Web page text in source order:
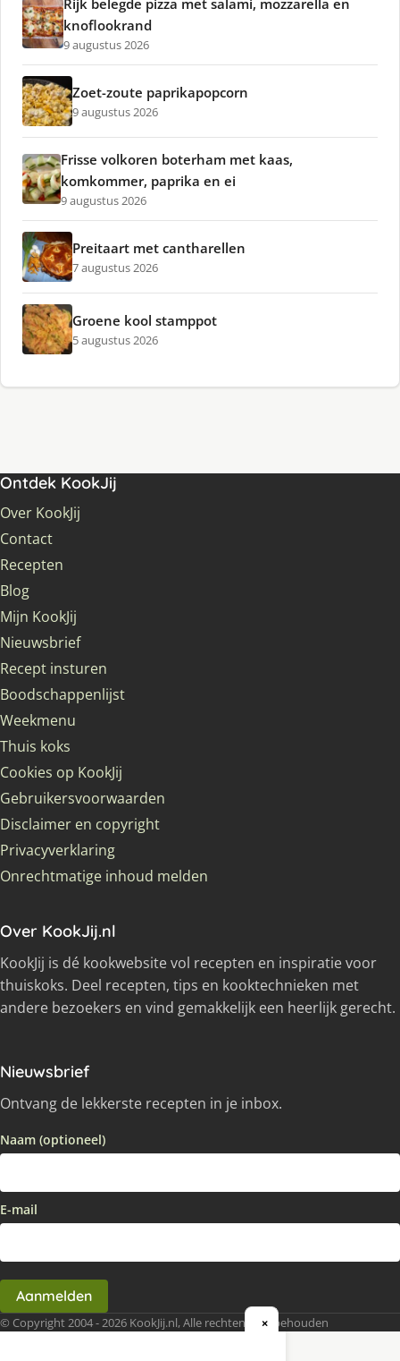
Rijk belegde pizza met salami, mozzarella en
knoflookrand
9 augustus 2026
Zoet-zoute paprikapopcorn
9 augustus 2026
Frisse volkoren boterham met kaas,
komkommer, paprika en ei
9 augustus 2026
Preitaart met cantharellen
7 augustus 2026
Groene kool stamppot
5 augustus 2026
Ontdek KookJij
Over KookJij
Contact
Recepten
Blog
Mijn KookJij
Nieuwsbrief
Recept insturen
Boodschappenlijst
Weekmenu
Thuis koks
Cookies op KookJij
Gebruikersvoorwaarden
Disclaimer en copyright
Privacyverklaring
Onrechtmatige inhoud melden
Over KookJij.nl
KookJij is dé kookwebsite vol recepten en inspiratie voor
thuiskoks. Deel recepten, tips en kooktechnieken met
andere bezoekers en vind gemakkelijk een heerlijk gerecht.
Nieuwsbrief
Ontvang de lekkerste recepten in je inbox.
Naam (optioneel)
E-mail
Aanmelden
© Copyright 2004 - 2026 KookJij.nl, Alle rechten voorbehouden
×